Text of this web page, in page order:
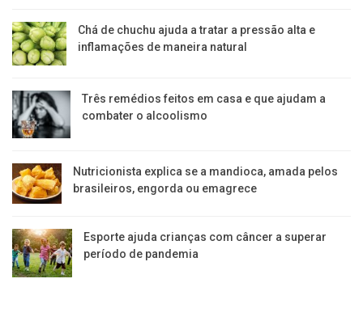
Chá de chuchu ajuda a tratar a pressão alta e
inflamações de maneira natural
Três remédios feitos em casa e que ajudam a
combater o alcoolismo
Nutricionista explica se a mandioca, amada pelos
brasileiros, engorda ou emagrece
Esporte ajuda crianças com câncer a superar
período de pandemia